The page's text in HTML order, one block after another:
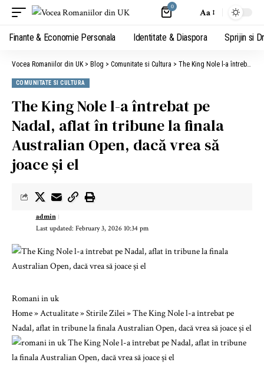
0 Aa
Finante & Economie Personala Identitate & Diaspora Sprijin si
Vocea Romaniilor din UK> Blog > Comunitate si Cultura > The King Nole l-a întrebat pe Nadal, aflat în tribune la finala Australian Open, dacă vrea să joace și el
COMUNITATE SI CULTURA
The King Nole l-a întrebat pe
Nadal, aflat în tribune la finala
Australian Open, dacă vrea să
joace și el
Last updated: February 3, 2026 10:34 pm
admin
Romani in uk
Home»Actualitate»Stirile Zilei»The King Nole l-a întrebat pe
Nadal, aflat în tribune la finala Australian Open, dacă vrea să joace și el